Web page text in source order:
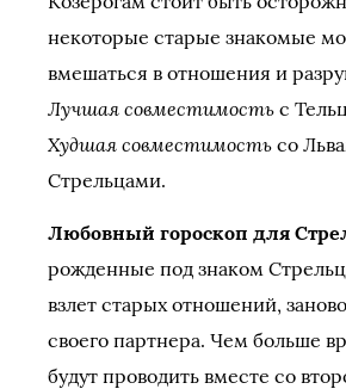
некоторые старые знакомые
вмешаться в отношения и
Лучшая совместимость с
Худшая совместимость со
Стрельцами.
Любовный гороскоп для
рожденные под знаком
взлет старых отношений,
своего партнера. Чем больше
будут проводить вместе со